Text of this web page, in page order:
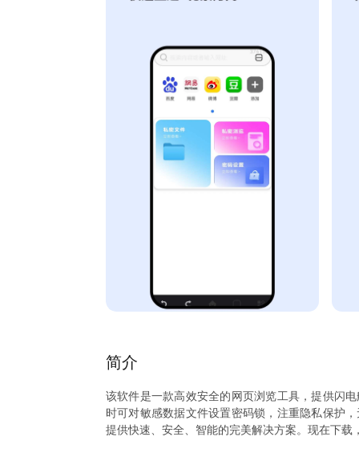
简介
该软件是一款高效安全的网页浏览工具，提供闪
时可对敏感数据文件设置密码锁，注重隐私保护
提供快速、安全、智能的完美解决方案。现在下载